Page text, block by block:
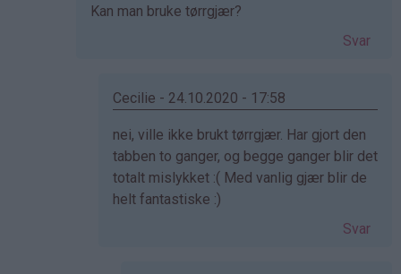
Som
June
bekreftet)
Kan man bruke tørrgjær?
Svar
Cecilie - 24.10.2020 - 17:58
Som
svar
på
av
nei, ville ikke brukt tørrgjær. Har gjort den
tabben to ganger, og begge ganger blir det
totalt mislykket :( Med vanlig gjær blir de
helt fantastiske :)
Svar